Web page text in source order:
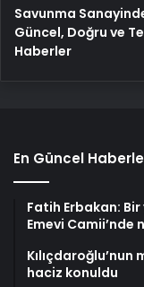
Savunma
Güncel, Doğru ve
Haberler
En Güncel
Fatih Erbakan:
Emevi Camii’nde
Kılıçdaroğlu’nun
haciz konuldu